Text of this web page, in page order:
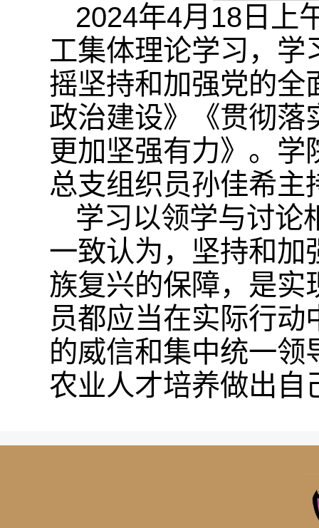
2024年4月18日上
工集体理论学习，学
摇坚持和加强党的全
政治建设》《贯彻落
更加坚强有力》。学
总支组织员孙佳希主
学习以领学与讨论
一致认为，坚持和加
族复兴的保障，是实
员都应当在实际行
的威信和集中统一
农业人才培养做出自